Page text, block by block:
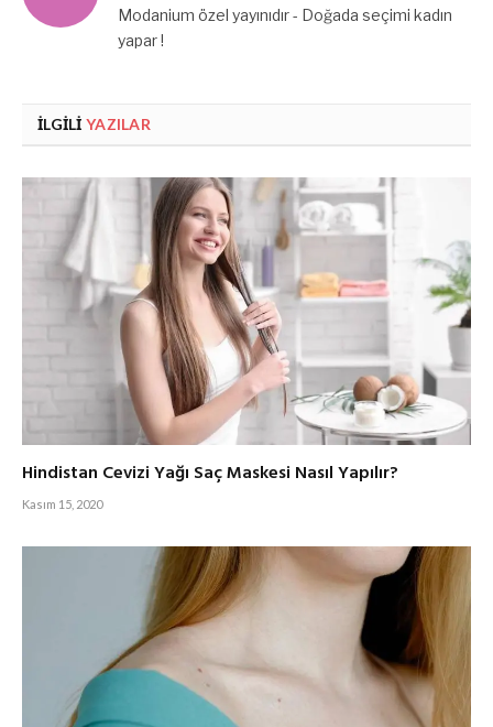
Modanium özel yayınıdır - Doğada seçimi kadın
yapar !
İLGILI YAZILAR
Hindistan Cevizi Yağı Saç Maskesi Nasıl Yapılır?
Kasım 15, 2020